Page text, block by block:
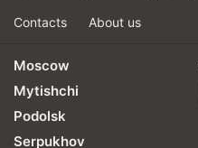
Contacts About us
Moscow
Mytishchi
Podolsk
Serpukhov